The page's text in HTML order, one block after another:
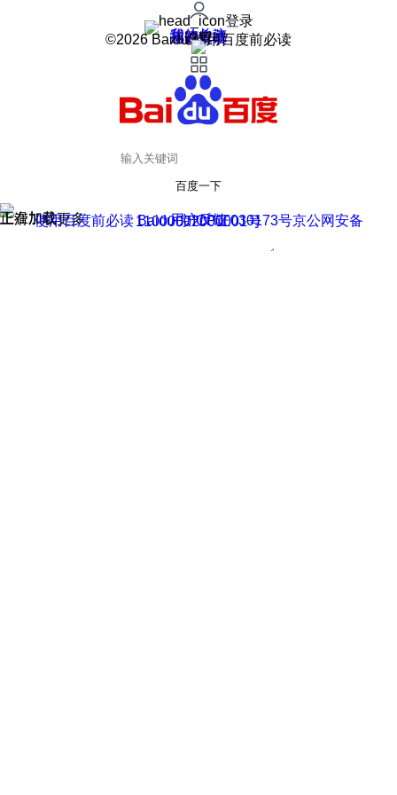
登录
我的关注
我的收藏
皮肤中心
用户反馈
设置
©2026 Baidu 使用百度前必读
百度一下
正在加载
上滑加载更多 用户反馈
使用百度前必读 Baidu 京ICP证030173号
京公网安备11000002000001号